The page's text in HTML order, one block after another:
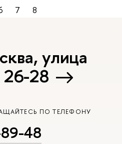
7 8
улица
28
ПО ТЕЛЕФОНУ
48